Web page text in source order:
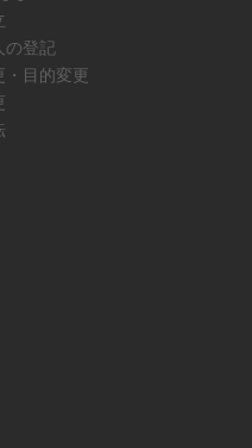
の登記
・目的変更